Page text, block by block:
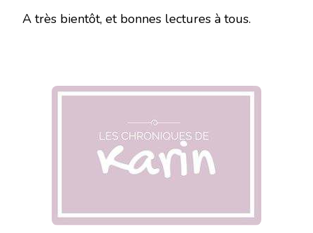
A très bientôt, et bonnes lectures à tous.